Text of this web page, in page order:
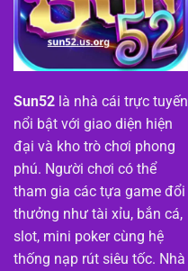
Sun52 là nhà cái trực tuyến
nổi bật với giao diện hiện
đại và kho trò chơi phong
phú. Người chơi có thể
tham gia các tựa game đổi
thưởng như tài xỉu, bắn cá,
slot, mini poker cùng hệ
thống nạp rút siêu tốc. Nhà